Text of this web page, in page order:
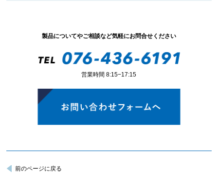
製品についてやご相談など気軽にお問合せください
営業時間 8:15−17:15
前のページに戻る